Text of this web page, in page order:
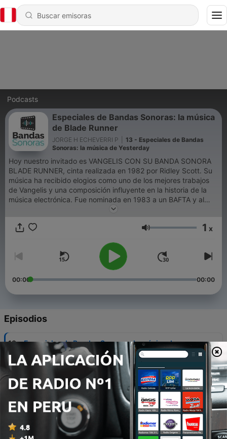
Podcasts
Especiales de Bandas Sonoras: la música
de Blade Runner
JORGE H ECHEVERRI P
13 - Especiales de Bandas
Sonoras: la música de Yesterday
Hoy nuestro invitado es VANGELIS CON SU BANDA SONORA
BLADE RUNNER, cinta realizada en 1982 por Ridley Scott. Su
música ha recibido elogios como uno de los mejores trabajos
de Vangelis y una composición influyente en la historia de la
música electrónica. Fue nominada en 1983 a un BAFTA y al
Globo de Oro como mejor banda sonora original.
Volumen 1 x
00:00 00:00
Episodios
13 - Especiales de Bandas Sonoras: la música de
Yesterday
05 nov. 2021
12 - Especiales de Bandas Sonoras: el género de terror
- segunda parte-
29 oct. 2021
11 Especiales de Bandas Sonoras: el género de terror
22 oct. 2021